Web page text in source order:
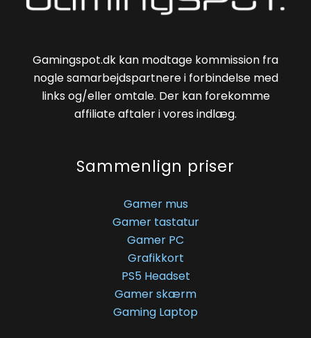
Gamingspot.dk kan modtage kommission fra
nogle samarbejdspartnere i forbindelse med
links og/eller omtale. Der kan forekomme
affiliate aftaler i vores indlæg.
Sammenlign priser
Gamer mus
Gamer tastatur
Gamer PC
Grafikkort
PS5 Headset
Gamer skærm
Gaming Laptop